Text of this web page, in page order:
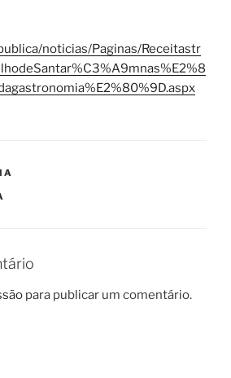
noticias/Paginas/Receitastr
para publicar um comentário.